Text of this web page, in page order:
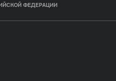
ФЕДЕРАЦИИ